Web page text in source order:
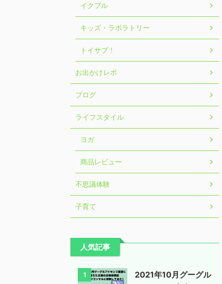
イクプル
キッズ・ラボラトリー
トイサブ！
お出かけレポ
ブログ
ライフスタイル
ヨガ
商品レビュー
不思議体験
子育て
人気記事
1
2021年10月グーグル